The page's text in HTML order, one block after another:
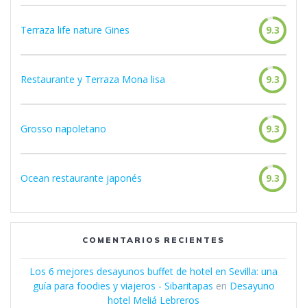
Terraza life nature Gines 9.3
Restaurante y Terraza Mona lisa 9.3
Grosso napoletano 9.3
Ocean restaurante japonés 9.3
COMENTARIOS RECIENTES
Los 6 mejores desayunos buffet de hotel en Sevilla: una
guía para foodies y viajeros - Sibaritapas en Desayuno
hotel Meliá Lebreros